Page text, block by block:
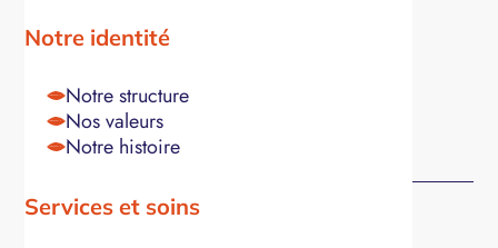
Notre identité
Notre structure
Nos valeurs
Notre histoire
Services et soins
maintenant !
Nom*